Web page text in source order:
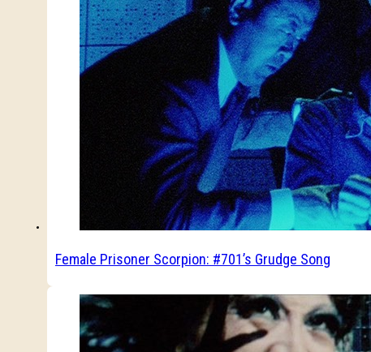
Female Prisoner Scorpion: #701’s Grudge Song